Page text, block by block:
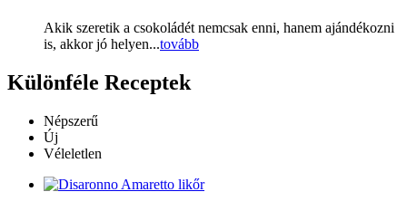
Akik szeretik a csokoládét nemcsak enni, hanem ajándékozni
is, akkor jó helyen...tovább
Különféle Receptek
Népszerű
Új
Véleletlen